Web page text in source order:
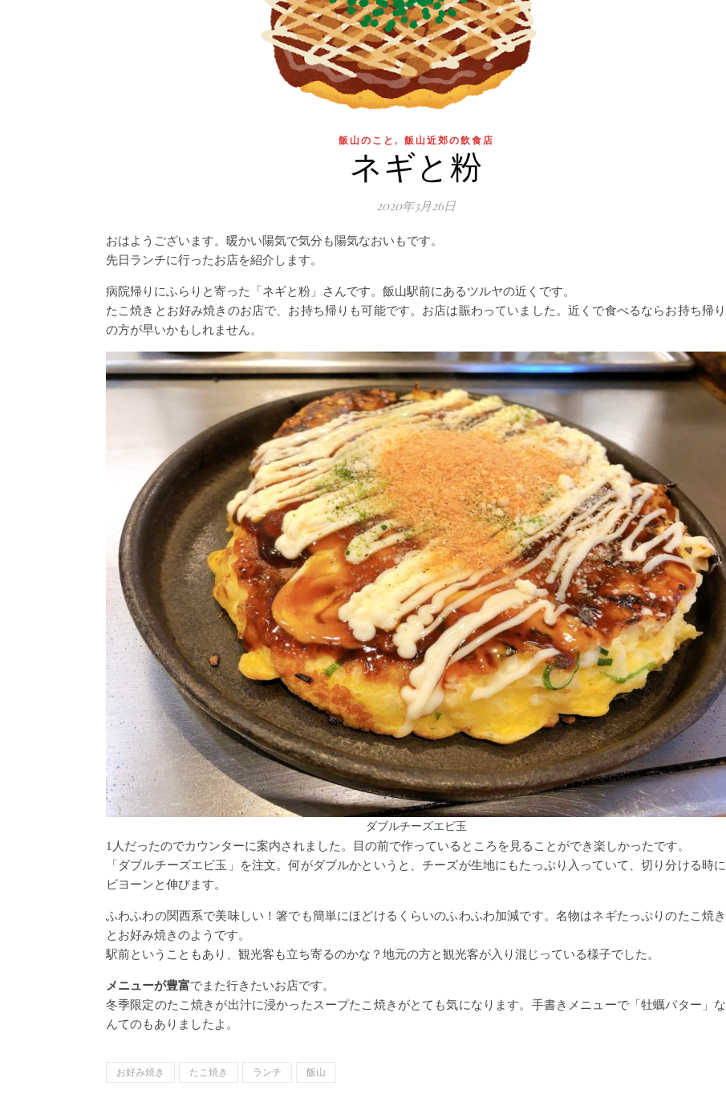
飯山のこと , 飯山近郊の飲食店
ネギと粉
2020年3月26日
おはようございます。暖かい陽気で気分も陽気なおいもです。
先日ランチに行ったお店を紹介します。
病院帰りにふらりと寄った「ネギと粉」さんです。飯山駅前にあるツルヤの近くです。
たこ焼きとお好み焼きのお店で、お持ち帰りも可能です。お店は賑わっていました。近くで食べるならお持ち帰り
の方が早いかもしれません。
ダブルチーズエビ玉
1人だったのでカウンターに案内されました。目の前で作っているところを見ることができ楽しかったです。
「ダブルチーズエビ玉」を注文。何がダブルかというと、チーズが生地にもたっぷり入っていて、切り分ける時に
ビヨーンと伸びます。
ふわふわの関西系で美味しい！箸でも簡単にほどけるくらいのふわふわ加減です。名物はネギたっぷりのたこ焼き
とお好み焼きのようです。
駅前ということもあり、観光客も立ち寄るのかな？地元の方と観光客が入り混じっている様子でした。
メニューが豊富でまた行きたいお店です。
冬季限定のたこ焼きが出汁に浸かったスープたこ焼きがとても気になります。手書きメニューで「牡蠣バター」な
んてのもありましたよ。
お好み焼き たこ焼き ランチ 飯山